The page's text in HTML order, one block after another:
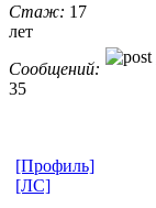
Стаж: 17
лет
Сообщений:
35
[Профиль]
[ЛС]